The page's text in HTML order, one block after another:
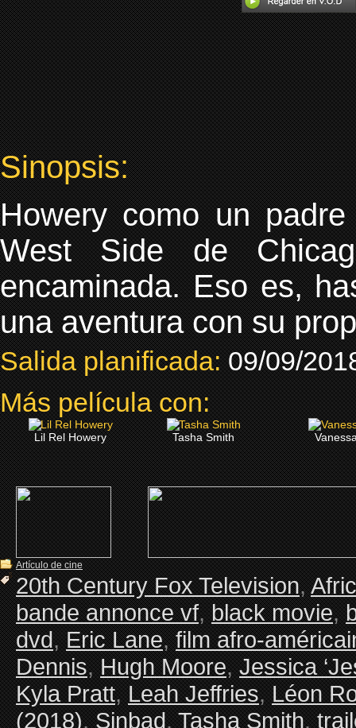
Sinopsis:
Howery como un
West Side de
encaminada. Eso es,
una aventura con su
Salida planificada:09/09/
Más película con:
Lil Rel Howery Tasha Smith
Artículo de cine
20th Century Fox Television,
bande annonce vf,black movie,
dvd,Eric Lane,film afro-
Dennis,Hugh Moore,Jessica
Kyla Pratt,Leah Jeffries,Léon
(2018),Sinbad,Tasha Smith,